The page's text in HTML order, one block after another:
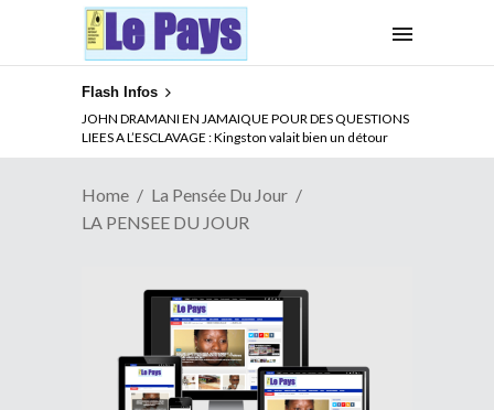
Flash Infos
JOHN DRAMANI EN JAMAIQUE POUR DES QUESTIONS
LIEES A L’ESCLAVAGE : Kingston valait bien un détour
Home
La Pensée Du Jour
LA PENSEE DU JOUR